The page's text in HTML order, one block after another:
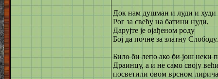
Док нам душман и луди и худи
Рог за свећу на батини нуди,
Дарујте је ојађеном роду
Бој да почне за златну Слободу.
Било би лепо ако би још неки
Драинцу, а и не само своју
посветили овом врсном